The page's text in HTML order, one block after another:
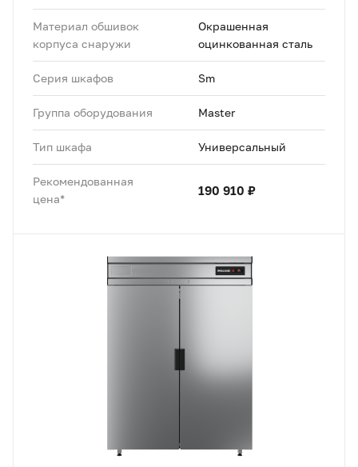
Материал обшивок
корпуса снаружи
Окрашенная
оцинкованная сталь
Серия шкафов Sm
Группа оборудования Master
Тип шкафа Универсальный
Рекомендованная
цена*
190 910 ₽